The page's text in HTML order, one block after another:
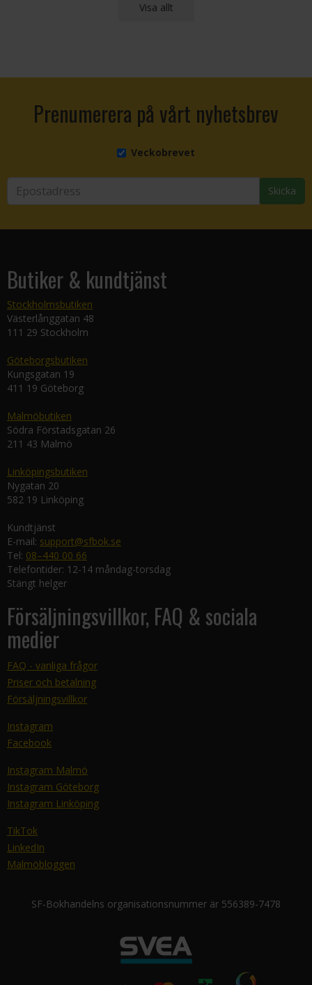
Visa allt
Prenumerera på vårt nyhetsbrev
Veckobrevet
Skicka
Butiker & kundtjänst
Stockholmsbutiken
Västerlånggatan 48
111 29 Stockholm
Göteborgsbutiken
Kungsgatan 19
411 19 Göteborg
Malmöbutiken
Södra Förstadsgatan 26
211 43 Malmö
Linköpingsbutiken
Nygatan 20
582 19 Linköping
Kundtjänst
E-mail: support@sfbok.se
Tel: 08–440 00 66
Telefontider: 12-14 måndag-torsdag
Stängt helger
Försäljningsvillkor, FAQ & sociala
medier
FAQ - vanliga frågor
Priser och betalning
Försäljningsvillkor
Instagram
Facebook
Instagram Malmö
Instagram Göteborg
Instagram Linköping
TikTok
LinkedIn
Malmöbloggen
SF-Bokhandelns organisationsnummer är 556389-7478